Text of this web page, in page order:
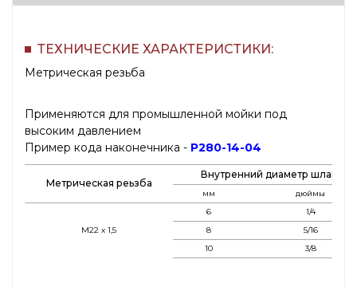
ТЕХНИЧЕСКИЕ ХАРАКТЕРИСТИКИ:
Метрическая резьба
Применяются для промышленной мойки под
высоким давлением
Пример кода наконечника - P280-14-04
Метрическая реьзба
Внутренний диаметр шланга
мм дюймы
M22 x 1,5
6
1/4
8
5/16
10
3/8